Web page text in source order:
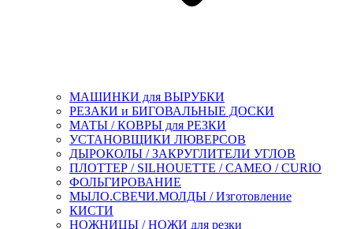
МАШИНКИ для ВЫРУБКИ
РЕЗАКИ и БИГОВАЛЬНЫЕ ДОСКИ
МАТЫ / КОВРЫ для РЕЗКИ
УСТАНОВЩИКИ ЛЮВЕРСОВ
ДЫРОКОЛЫ / ЗАКРУГЛИТЕЛИ УГЛОВ
ПЛОТТЕР / SILHOUETTE / CAMEO / CURIO
ФОЛЬГИРОВАНИЕ
МЫЛО.СВЕЧИ.МОЛДЫ / Изготовление
КИСТИ
НОЖНИЦЫ / НОЖИ для резки